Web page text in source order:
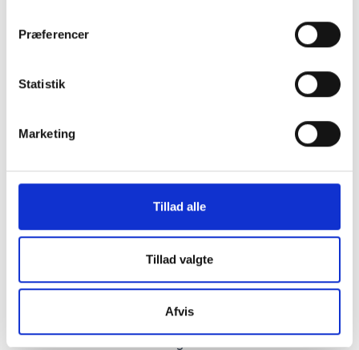
Præferencer
Statistik
Marketing
Tillad alle
Tillad valgte
Afvis
cykel. Med Bikekey kan du dog gøre handlen så sikker som
muligt, ved at både du og sælger verificerer jer selv med
1. Få sælger til at oprette en bruger på www.bikekey.com og
2. Få sælger til at registrere cyklen med stelnummerets på
Bikekey
3. Anmod om ejerskabsflyt på cyklen ved at søge på
stelnummeret når du er logget ind på hjemmeskærmen.
4. Under beskeder på sælgerens konto kan han acceptere
stelnummer
er illustreret i nedenstående figur.